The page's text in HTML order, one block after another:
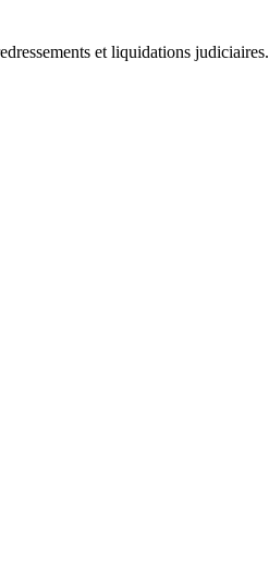
et liquidations judiciaires.